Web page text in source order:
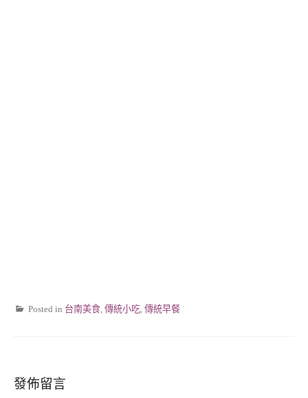
Posted in 台南美食, 傳統小吃, 傳統早餐
發佈留言